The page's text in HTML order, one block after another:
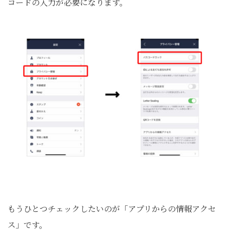
コードの入力が必要になります。
もうひとつチェックしたいのが「アプリからの情報アクセ
ス」です。